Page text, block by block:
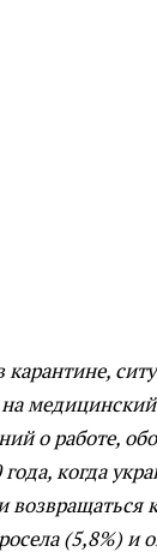
карантине,
о работе,
когда
возвращаться
(5,8%) и